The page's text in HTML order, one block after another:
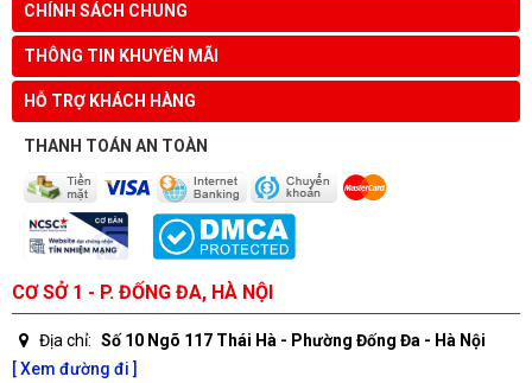
CHÍNH SÁCH CHUNG
THÔNG TIN KHUYẾN MÃI
HỖ TRỢ KHÁCH HÀNG
THANH TOÁN AN TOÀN
CƠ SỞ 1 - P. ĐỐNG ĐA, HÀ NỘI
Địa chỉ: Số 10 Ngõ 117 Thái Hà - Phường Đống Đa - Hà Nội
[ Xem đường đi ]